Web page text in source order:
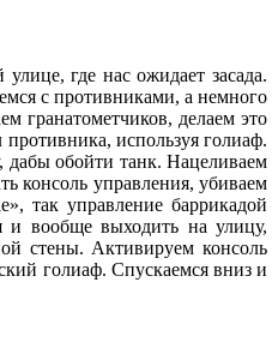
где нас ожидает засада.
с противниками, а немного
гранатометчиков, делаем это
используя голиаф.
дабы обойти танк. Нацеливаем
консоль управления, убиваем
так управление баррикадой
и вообще выходить на улицу,
стены. Активируем консоль
голиаф. Спускаемся вниз и